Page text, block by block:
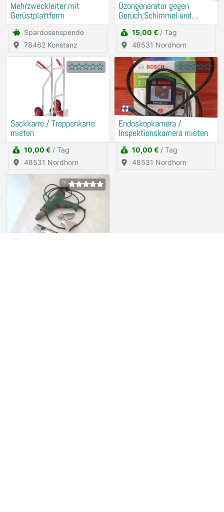
Mehrzweckleiter mit
Gerüstplattform
Spardosenspende
78462 Konstanz
Ozongenerator gegen
Geruch,Schimmel und
Milben mieten
15,00 € / Tag
48531 Nordhorn
Sackkarre / Treppenkarre
mieten
10,00 € / Tag
48531 Nordhorn
Endoskopkamera /
Inspektionskamera mieten
10,00 € / Tag
48531 Nordhorn
1x